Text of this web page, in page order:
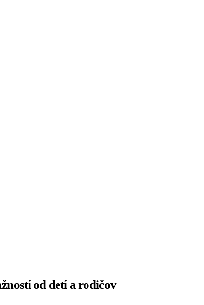
od detí a rodičov